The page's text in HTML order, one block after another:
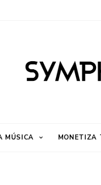
MÚSICA MONETIZA